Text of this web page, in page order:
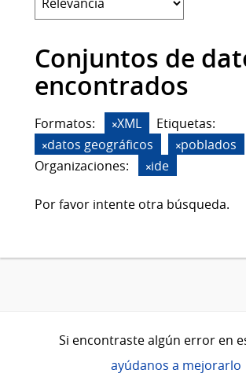
Conjuntos de
encontrados
Formatos: XML
Etiquetas:
datos geográficos
poblados
Organizaciones:
ide
Por favor intente otra búsqueda.
Si encontraste algún error en
ayúdanos a mejorarlo